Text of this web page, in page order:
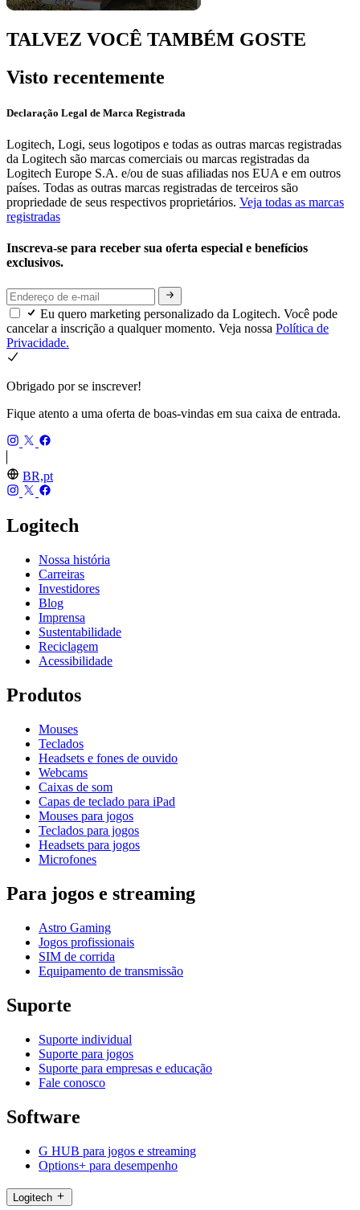
TALVEZ VOCÊ TAMBÉM GOSTE
Visto recentemente
Declaração Legal de Marca Registrada
Logitech, Logi, seus logotipos e todas as outras marcas registradas
da Logitech são marcas comerciais ou marcas registradas da
Logitech Europe S.A. e/ou de suas afiliadas nos EUA e em outros
países. Todas as outras marcas registradas de terceiros são
propriedade de seus respectivos proprietários. Veja todas as marcas
registradas
Inscreva-se para receber sua oferta especial e benefícios
exclusivos.
Eu quero marketing personalizado da Logitech. Você pode
cancelar a inscrição a qualquer momento. Veja nossa Política de
Privacidade.
Obrigado por se inscrever!
Fique atento a uma oferta de boas-vindas em sua caixa de entrada.
BR,pt
Logitech
Nossa história
Carreiras
Investidores
Blog
Imprensa
Sustentabilidade
Reciclagem
Acessibilidade
Produtos
Mouses
Teclados
Headsets e fones de ouvido
Webcams
Caixas de som
Capas de teclado para iPad
Mouses para jogos
Teclados para jogos
Headsets para jogos
Microfones
Para jogos e streaming
Astro Gaming
Jogos profissionais
SIM de corrida
Equipamento de transmissão
Suporte
Suporte individual
Suporte para jogos
Suporte para empresas e educação
Fale conosco
Software
G HUB para jogos e streaming
Options+ para desempenho
Logitech